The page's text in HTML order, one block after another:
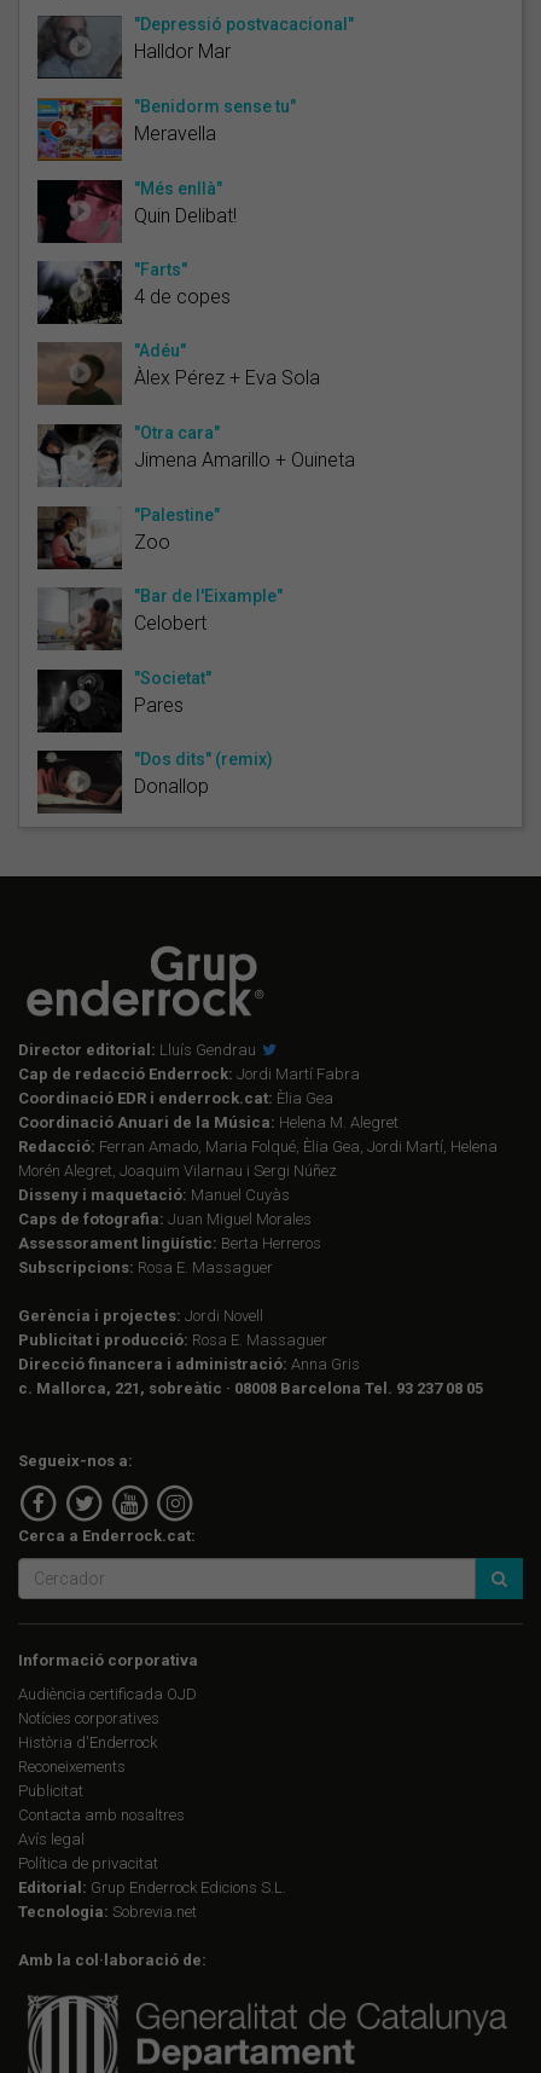
"Depressió postvacacional"
Halldor Mar
"Benidorm sense tu"
Meravella
"Més enllà"
Quin Delibat!
"Farts"
4 de copes
"Adéu"
Àlex Pérez + Eva Sola
"Otra cara"
Jimena Amarillo + Ouineta
"Palestine"
Zoo
"Bar de l'Eixample"
Celobert
"Societat"
Pares
"Dos dits" (remix)
Donallop
Director editorial: Lluís Gendrau
Cap de redacció Enderrock: Jordi Martí Fabra
Coordinació EDR i enderrock.cat: Èlia Gea
Coordinació Anuari de la Música: Helena M. Alegret
Redacció: Ferran Amado, Maria Folqué, Èlia Gea, Jordi Martí, Helena
Morén Alegret, Joaquim Vilarnau i Sergi Núñez
Disseny i maquetació: Manuel Cuyàs
Caps de fotografia: Juan Miguel Morales
Assessorament lingüístic: Berta Herreros
Subscripcions: Rosa E. Massaguer
Gerència i projectes: Jordi Novell
Publicitat i producció: Rosa E. Massaguer
Direcció financera i administració: Anna Gris
c. Mallorca, 221, sobreàtic · 08008 Barcelona Tel. 93 237 08 05
Segueix-nos a:
Cerca a Enderrock.cat:
Informació corporativa
Audiència certificada OJD
Notícies corporatives
Història d'Enderrock
Reconeixements
Publicitat
Contacta amb nosaltres
Avís legal
Política de privacitat
Editorial: Grup Enderrock Edicions S.L.
Tecnologia: Sobrevia.net
Amb la col·laboració de: